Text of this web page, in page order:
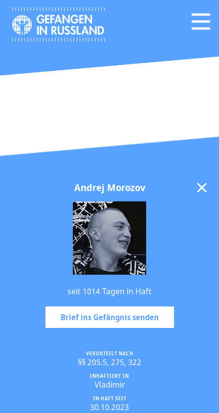
Andrej Morozov
seit 1014 Tagen in Haft
Brief ins Gefängnis senden
IN HAFT SEIT
30.10.2023
INHAFTIERT IN
Vladimir
VERURTEILT NACH
§§ 205.5, 275, 322